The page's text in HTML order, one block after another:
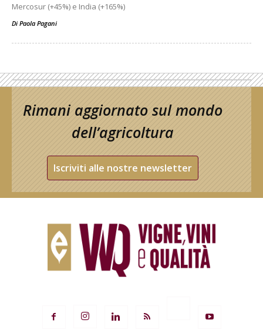
Mercosur (+45%) e India (+165%)
Di Paola Pagani
Rimani aggiornato sul mondo
dell’agricoltura
Iscriviti alle nostre newsletter